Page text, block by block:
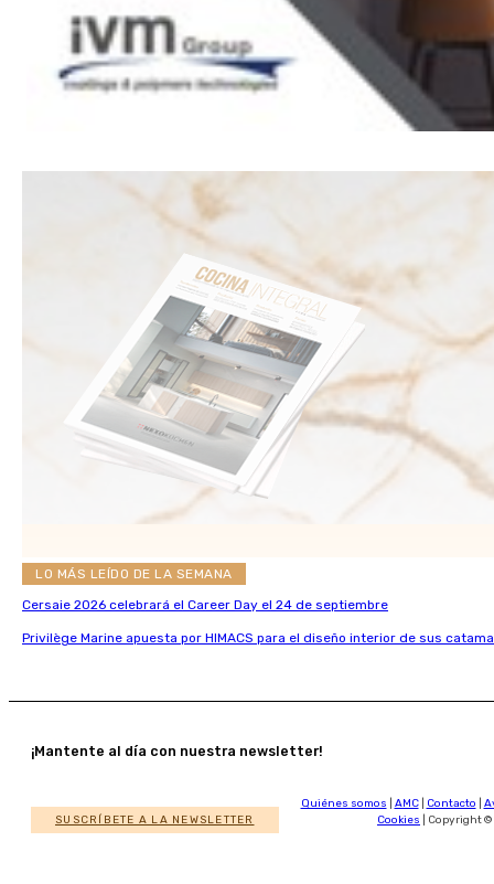
LO MÁS LEÍDO DE LA SEMANA
Cersaie 2026 celebrará el Career Day el 24 de septiembre
Privilège Marine apuesta por HIMACS para el diseño interior de sus
¡Mantente al día con nuestra newsletter!
SUSCRÍBETE A LA NEWSLETTER
Quiénes somos AMC| Contacto
Cookies | Copyright